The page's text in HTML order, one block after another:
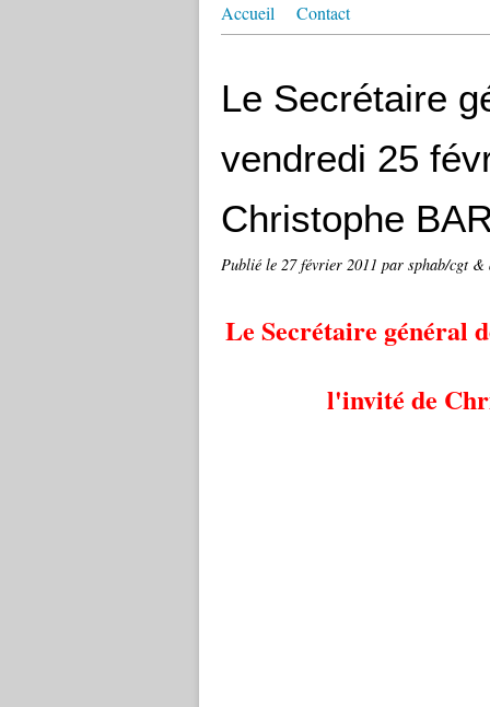
Accueil Contact
Le Secrétaire
vendredi 25
Christophe
Publié le 27 février 2011 par sphab/cgt &
Le Secrétaire général
l'invité de